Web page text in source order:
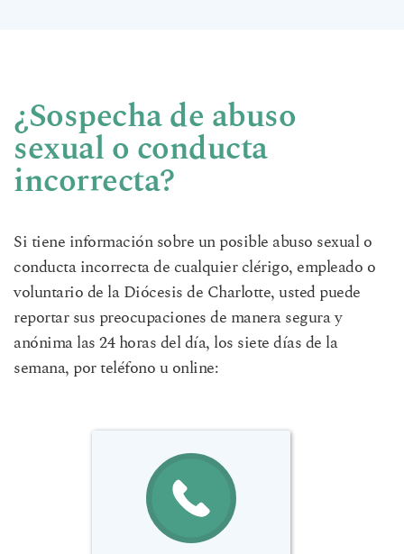
¿Sospecha de abuso
sexual o conducta
incorrecta?
Si tiene información sobre un posible abuso sexual o
conducta incorrecta de cualquier clérigo, empleado o
voluntario de la Diócesis de Charlotte, usted puede
reportar sus preocupaciones de manera segura y
anónima las 24 horas del día, los siete días de la
semana, por teléfono u online: